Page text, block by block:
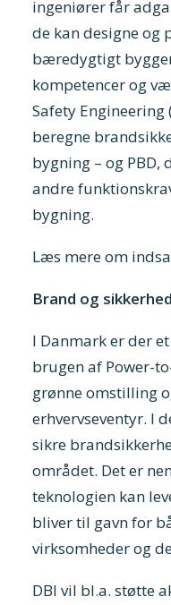
ingeniører får
de kan designe og
bæredygtigt
kompetencer og
Safety Engineering
beregne
bygning – og
andre
bygning.
Læs mere om
Brand og
I Danmark er der
brugen af Power-
grønne omstilling
erhvervseventyr. I
sikre
området. Det er
teknologien kan
bliver til gavn for
virksomheder og
DBI vil bl.a. støtte